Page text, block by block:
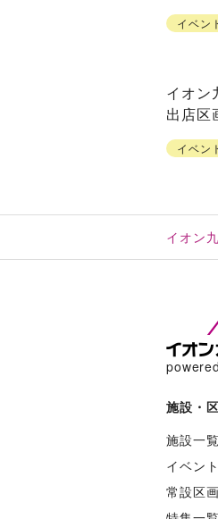
イベン
イオ
出店区
イベン
イオン
施設・
施設一覧
イベン
常設区